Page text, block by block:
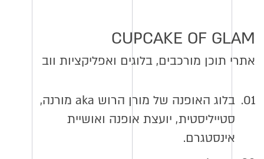
CUPCAKE OF GLAM
אתרי תוכן מורכבים, בלוגים ואפליקציות ווב
01.
בלוג האופנה של מורן הרוש aka מורנה,
סטייליסטית, יועצת אופנה ואושיית
אינסטגרם.